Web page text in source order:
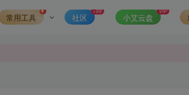
常用工具 社区
+99
小艾云盘
VIP
如有侵权，请联系站长QQ466107887进行删除处理。